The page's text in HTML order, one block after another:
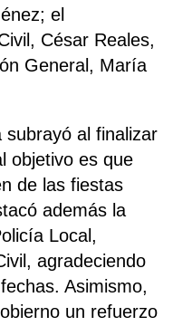
el
César Reales,
General, María
subrayó al finalizar
objetivo es que
de las fiestas
además la
Local,
agradeciendo
Asimismo,
un refuerzo